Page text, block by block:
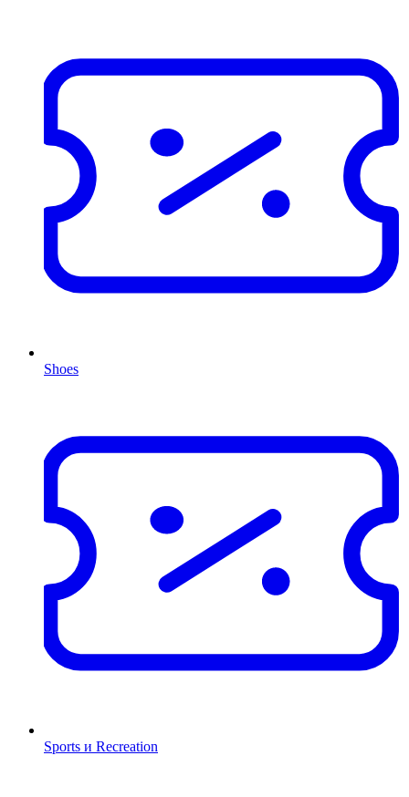
Shoes
Sports и Recreation